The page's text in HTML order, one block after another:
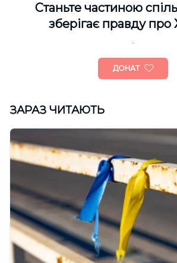
Cтаньте частиною
зберігає правду про
ДОНАТ
ЗАРАЗ ЧИТАЮТЬ